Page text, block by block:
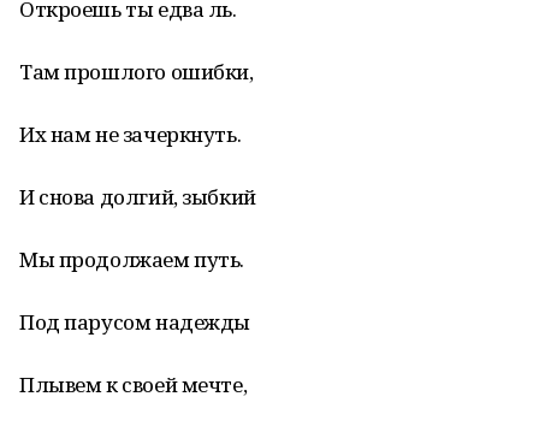
Откроешь ты едва ль.
Там прошлого ошибки,
Их нам не зачеркнуть.
И снова долгий, зыбкий
Мы продолжаем путь.
Под парусом надежды
Плывем к своей мечте,